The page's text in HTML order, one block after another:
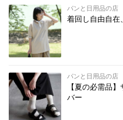
パンと日用品の
着回し自由自在
パンと日用品の
【夏の必需品
バー